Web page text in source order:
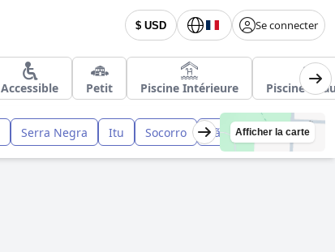
$ USD Se connecter
Accessible Petit Piscine Intérieure Piscine
Serra Negra Itu Socorro São Paulo São
Afficher la carte